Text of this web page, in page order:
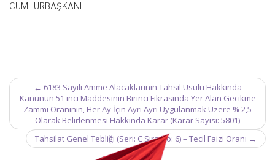
CUMHURBAŞKANI
Post
navigation
← 6183 Sayılı Amme Alacaklarının Tahsil Usulü Hakkında
Kanunun 51 inci Maddesinin Birinci Fıkrasında Yer Alan Gecikme
Zammı Oranının, Her Ay İçin Ayrı Ayrı Uygulanmak Üzere % 2,5
Olarak Belirlenmesi Hakkında Karar (Karar Sayısı: 5801)
Tahsilat Genel Tebliği (Seri: C Sıra No: 6) – Tecil Faizi Oranı →